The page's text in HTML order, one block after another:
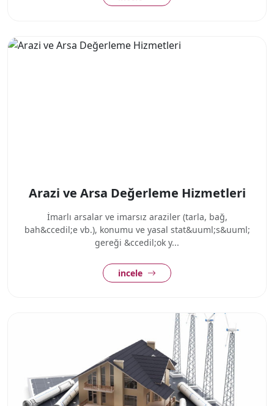
Arazi ve Arsa Değerleme Hizmetleri
İmarlı arsalar ve imarsız araziler (tarla, bağ,
bah&ccedil;e vb.), konumu ve yasal stat&uuml;s&uuml;
gereği &ccedil;ok y...
incele